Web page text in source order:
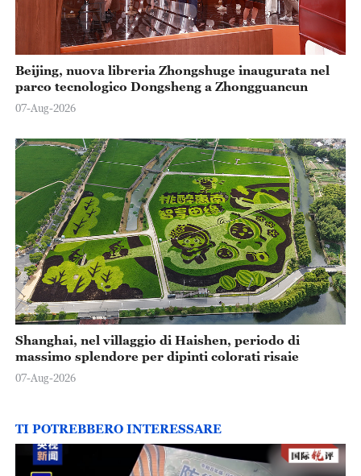
Beijing, nuova libreria Zhongshuge inaugurata nel
parco tecnologico Dongsheng a Zhongguancun
07-Aug-2026
Shanghai, nel villaggio di Haishen, periodo di
massimo splendore per dipinti colorati risaie
07-Aug-2026
TI POTREBBERO INTERESSARE